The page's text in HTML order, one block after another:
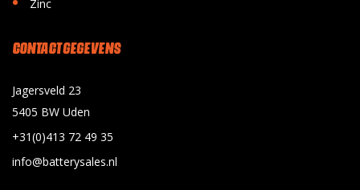
Zinc
CONTACT GEGEVENS
Jagersveld 23
5405 BW Uden
+31(0)413 72 49 35
info@batterysales.nl